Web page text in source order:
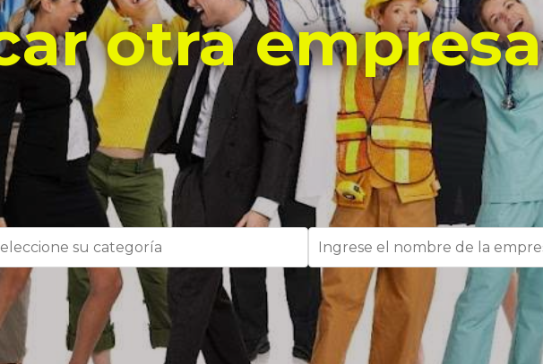
otra empresa